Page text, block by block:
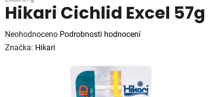
Hikari Cichlid Excel 57g
Průměrné
hodnocení
Neohodnoceno Podrobnosti hodnocení
Značka: Hikari